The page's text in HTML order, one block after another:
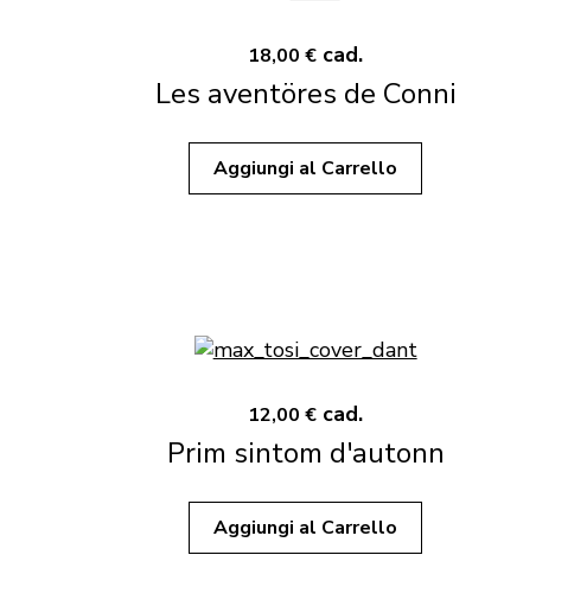
18,00 € cad.
Les aventöres de Conni
Aggiungi al Carrello
12,00 € cad.
Prim sintom d'autonn
Aggiungi al Carrello